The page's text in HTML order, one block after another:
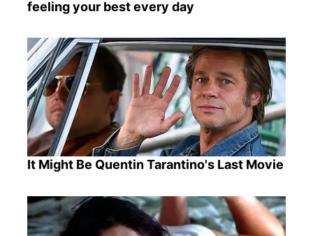
feeling your best every day
It Might Be Quentin Tarantino's Last Movie